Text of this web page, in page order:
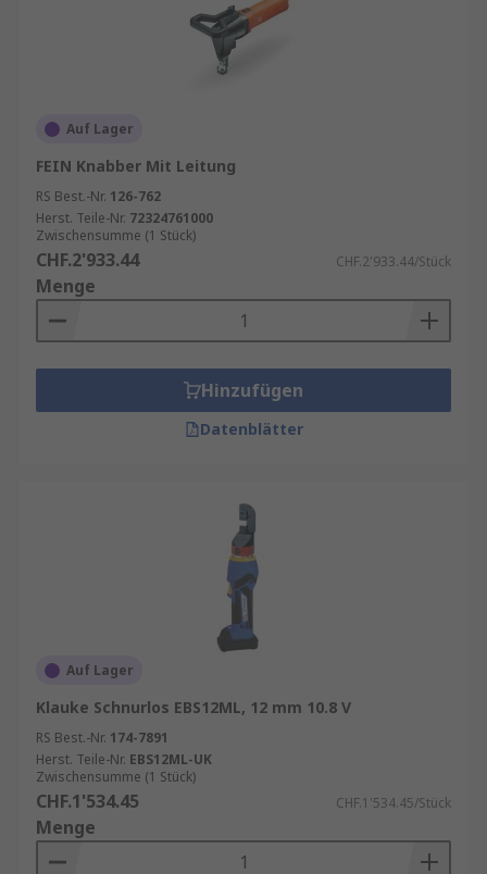
Auf Lager
FEIN Knabber Mit Leitung
RS Best.-Nr. 126-762
Herst. Teile-Nr. 72324761000
Zwischensumme (1 Stück)
CHF.2'933.44 CHF.2'933.44/Stück
Menge
Hinzufügen
Datenblätter
Auf Lager
Klauke Schnurlos EBS12ML, 12 mm 10.8 V
RS Best.-Nr. 174-7891
Herst. Teile-Nr. EBS12ML-UK
Zwischensumme (1 Stück)
CHF.1'534.45 CHF.1'534.45/Stück
Menge